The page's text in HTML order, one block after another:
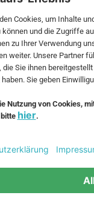
und zzgl.